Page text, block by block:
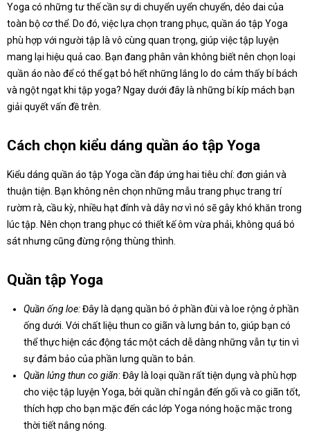
Yoga có những tư thế cần sự di chuyển uyển chuyển, dẻo dai của
toàn bộ cơ thể. Do đó, việc lựa chọn trang phục, quần áo tập Yoga
phù hợp với người tập là vô cùng quan trọng, giúp việc tập luyện
mang lại hiệu quả cao. Bạn đang phân vân không biết nên chọn loại
quần áo nào để có thể gạt bỏ hết những lắng lo do cảm thấy bí bách
và ngột ngạt khi tập yoga? Ngay dưới đây là những bí kíp mách bạn
giải quyết vấn đề trên.
Cách chọn kiểu dáng quần áo tập Yoga
Kiểu dáng quần áo tập Yoga cần đáp ứng hai tiêu chí: đơn giản và
thuận tiện. Bạn không nên chọn những mẫu trang phục trang trí
rườm rà, cầu kỳ, nhiều hạt đính và dây nơ vì nó sẽ gây khó khăn trong
lúc tập. Nên chọn trang phục có thiết kế ôm vừa phải, không quá bó
sát nhưng cũng đừng rộng thùng thình.
Quần tập Yoga
Quần ống loe:Đây là dạng quần bó ở phần đùi và loe rộng ở phần
ống dưới. Với chất liệu thun co giãn và lưng bản to, giúp bạn có
thể thực hiện các động tác một cách dễ dàng những vẫn tự tin vì
sự đảm bảo của phần lưng quần to bản.
Quần lửng thun co giãn: Đây là loại quần rất tiện dụng và phù hợp
cho việc tập luyện Yoga, bởi quần chỉ ngắn đến gối và co giãn tốt,
thích hợp cho bạn mặc đến các lớp Yoga nóng hoặc mặc trong
thời tiết nắng nóng.